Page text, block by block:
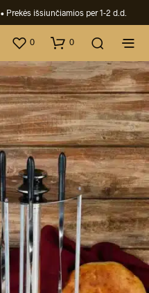
Prekės išsiunčiamios per 1-2 d.d.
0 0